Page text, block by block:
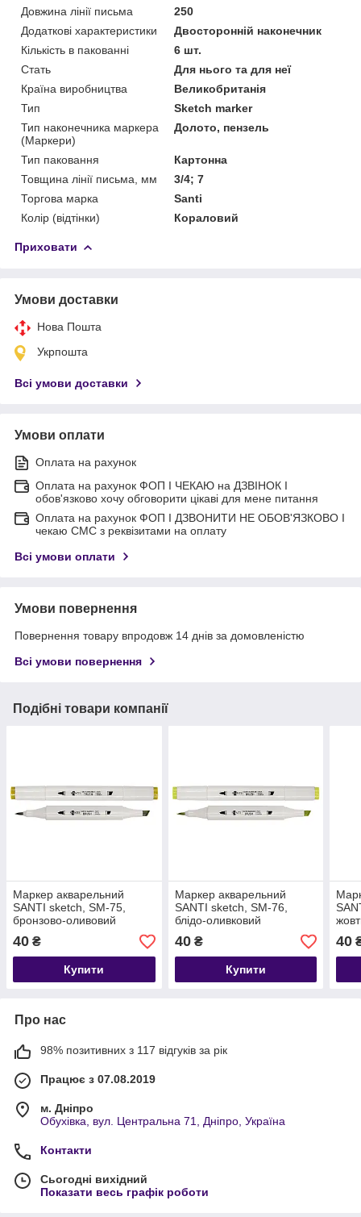
Довжина лінії письма
250
Додаткові характеристики
Двосторонній наконечник
Кількість в пакованні
6 шт.
Стать
Для нього та для неї
Країна виробництва
Великобританія
Тип
Sketch marker
Тип наконечника маркера
(Маркери)
Долото, пензель
Тип паковання
Картонна
Товщина лінії письма, мм
3/4; 7
Торгова марка
Santi
Колір (відтінки)
Кораловий
Приховати
Умови доставки
Нова Пошта
Укрпошта
Всі умови доставки
Умови оплати
Оплата на рахунок
Оплата на рахунок ФОП I ЧЕКАЮ на ДЗВІНОК I
обов'язково хочу обговорити цікаві для мене питання
Оплата на рахунок ФОП I ДЗВОНИТИ НЕ ОБОВ'ЯЗКОВО I
чекаю СМС з реквізитами на оплату
Всі умови оплати
Умови повернення
Повернення товару впродовж 14 днів за домовленістю
Всі умови повернення
Подібні товари компанії
Маркер акварельний
SANTI sketch, SM-75,
бронзово-оливовий
40 ₴
Купити
Маркер акварельний
SANTI sketch, SM-76,
блідо-оливковий
40₴
Купити
40
Про нас
98% позитивних з 117 відгуків за рік
Працює з 07.08.2019
м. Дніпро
Обухівка, вул. Центральна 71, Дніпро, Україна
Контакти
Сьогодні вихідний
Показати весь графік роботи